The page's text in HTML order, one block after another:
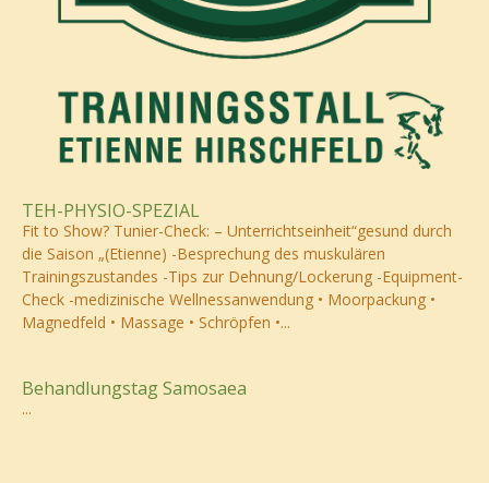
TEH-PHYSIO-SPEZIAL
Fit to Show? Tunier-Check: – Unterrichtseinheit“gesund durch
die Saison „(Etienne) -Besprechung des muskulären
Trainingszustandes -Tips zur Dehnung/Lockerung -Equipment-
Check -medizinische Wellnessanwendung • Moorpackung •
Magnedfeld • Massage • Schröpfen •...
Behandlungstag Samosaea
...